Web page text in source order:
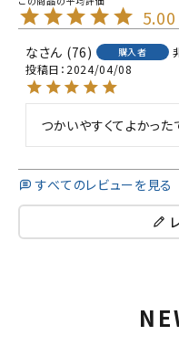
5.00
な
76 購入者
投稿日 2024/04/08
つかいやすくてよかった
すべてのレビューを見る